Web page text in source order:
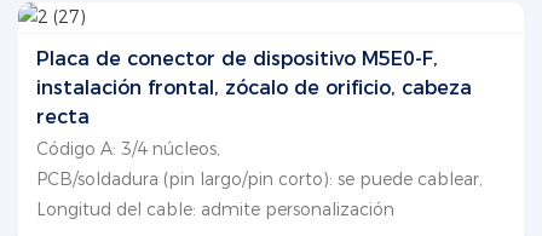
Placa de conector de dispositivo M5E0-F,
instalación frontal, zócalo de orificio, cabeza
recta
Código A: 3/4 núcleos,
PCB/soldadura (pin largo/pin corto): se puede cablear,
Longitud del cable: admite personalización